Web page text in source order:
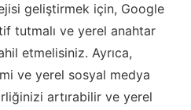
geliştirmek için, Google
tutmalı ve yerel anahtar
etmelisiniz. Ayrıca,
ve yerel sosyal medya
artırabilir ve yerel